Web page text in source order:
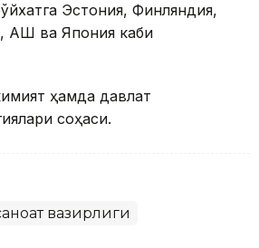
Эстония, Финляндия,
АҚШ ва Япония каби
ҳамда давлат
соҳаси.
вазирлиги